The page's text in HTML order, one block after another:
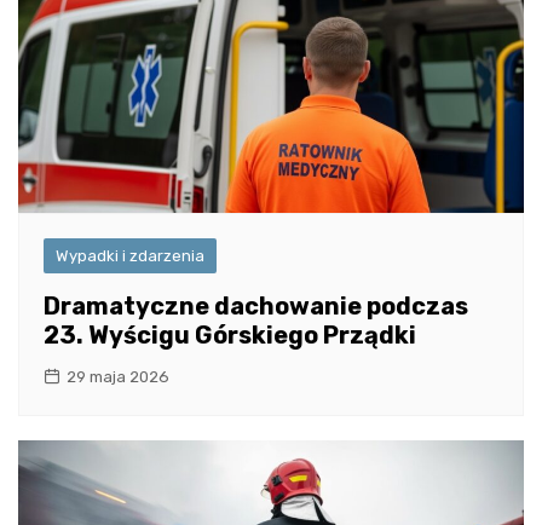
Wypadki i zdarzenia
Dramatyczne dachowanie podczas
23. Wyścigu Górskiego Prządki
29 maja 2026